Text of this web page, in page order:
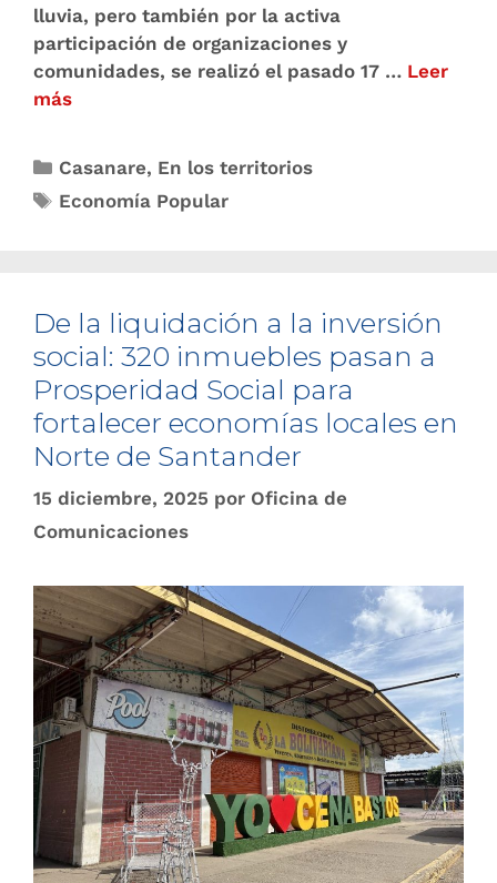
lluvia, pero también por la activa
participación de organizaciones y
comunidades, se realizó el pasado 17 … Leer
más
Casanare, En los territorios
Economía Popular
De la liquidación a la inversión
social: 320 inmuebles pasan a
Prosperidad Social para
fortalecer economías locales en
Norte de Santander
15 diciembre, 2025 por Oficina de
Comunicaciones